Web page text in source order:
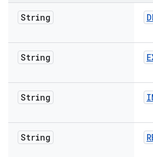
String
String
String
String